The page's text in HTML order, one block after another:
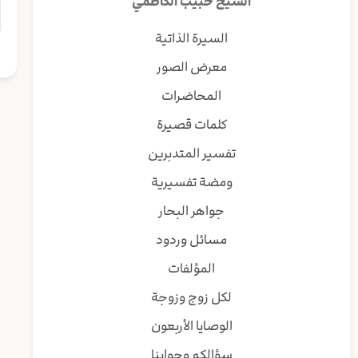
السيرة الذاتية
معرض الصور
المحاضرات
كلمات قصيرة
تفسير المتدبرين
ومضة تفسيرية
جواهر البحار
مسائل وردود
المؤلفات
لكل زوج وزوجة
الوصايا الأربعون